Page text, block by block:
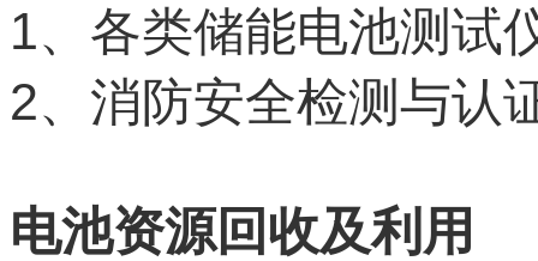
1、各类储能电池测试
2、消防安全检测与认
电池资源回收及利用